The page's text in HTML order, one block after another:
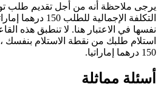
يرجى ملاحظة أنه من أجل تقديم طلب
التكلفة الإجمالية
نفسها في الاعتبار هنا. لا تنطبق هذه
استلام طلبك من نقطة الاستلام
150 درهما إماراتيا.
أسئلة مماثلة